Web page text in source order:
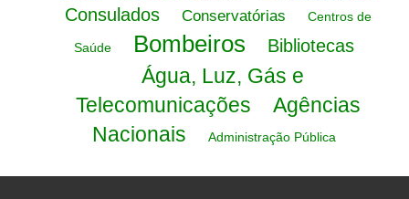
Consulados
Conservatórias Centros de
Saúde Bombeiros Bibliotecas
Água, Luz, Gás e
Telecomunicações
Agências
Nacionais
Administração Pública